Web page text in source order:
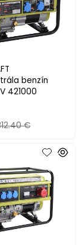
benzín
421000
€